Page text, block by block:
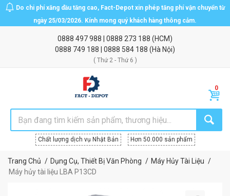
Do chi phí xăng dầu tăng cao, Fact-Depot xin phép tăng phí vận chuyển từ
ngày 25/03/2026. Kính mong quý khách hàng thông cảm.
0888 497 988 0888 273 188 (HCM)
0888 749 188
0888 584 188 (Hà Nội)
( Thứ 2 - Thứ 6 )
Chất lượng dịch vụ Nhật Bản Hơn 50.000 sản phẩm
Trang Chủ Dụng Cụ, Thiết Bị Văn Phòng
Máy Hủy Tài Liệu
Máy hủy tài liệu LBA P13CD